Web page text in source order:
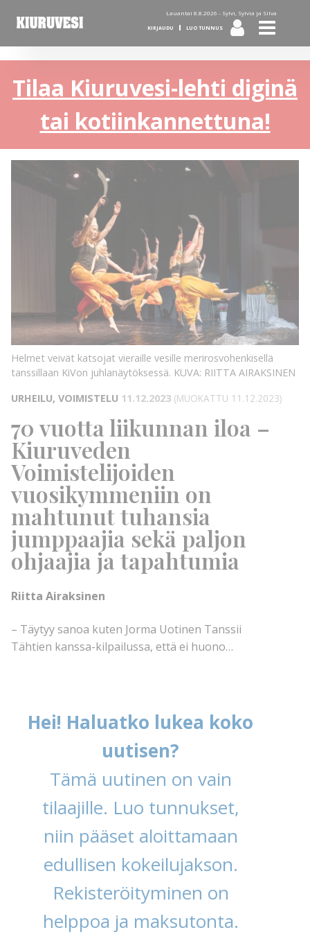
Lauantai 8.8.2026 - Sylvi, Sylvia ja Silva
KIRJAUDU LUO TUNNUS
Tilaa Kiuruvesi-lehti diginä
tai kotiinkannettuna!
KUVA:
KUVA:
RIITTA
AIRAKSINEN
Helmet veivät katsojat vieraille vesille merirosvohenkisellä
tanssillaan KiVon juhlanäytöksessä. KUVA: RIITTA AIRAKSINEN
URHEILU, VOIMISTELU 11.12.2023 (MUOKATTU 11.12.2023)
70 vuotta liikunnan iloa –
Kiuruveden
Voimistelijoiden
vuosikymmeniin on
mahtunut tuhansia
jumppaajia sekä paljon
ohjaajia ja tapahtumia
Riitta Airaksinen
– Täytyy sanoa kuten Jorma Uotinen Tanssii
Tähtien kanssa-kilpailussa, että ei huono…
Hei! Haluatko lukea koko
uutisen?
Tämä uutinen on vain
tilaajille. Luo tunnukset,
niin pääset aloittamaan
edullisen kokeilujakson.
Rekisteröityminen on
helppoa ja maksutonta.